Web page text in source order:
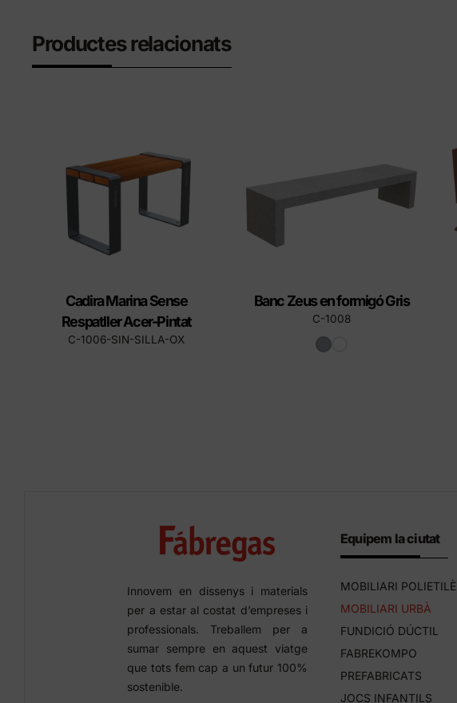
Productes relacionats
Cadira Marina Sense
Respatller Acer-Pintat
C-1006-SIN-SILLA-OX
Banc Zeus en formigó Gris
C-1008
Innovem en dissenys i materials
per a estar al costat d’empreses i
professionals. Treballem per a
sumar sempre en aquest viatge
que tots fem cap a un futur 100%
sostenible.
Equipem la ciutat
MOBILIARI POLIETILÈ
MOBILIARI URBÀ
FUNDICIÓ DÚCTIL
FABREKOMPO
PREFABRICATS
JOCS INFANTILS